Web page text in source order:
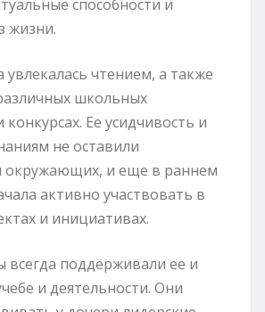
способности и
жизни.
увлекалась чтением, а также
школьных
Ее усидчивость и
не оставили
и еще в раннем
активно участвовать в
и инициативах.
всегда поддерживали ее и
и деятельности. Они